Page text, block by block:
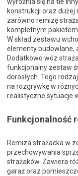
wyróżnia się na tle
konstrukcji oraz
zarówno remizę
kompletnym
W skład zestawu
elementy budowlane,
Dodatkowo wóz
funkcjonalny zestaw
dorosłych. Tego
na rozgrywkę w
realistyczne sytuacje
Funkcjonalność
Remiza strażacka w
przechowywania
strażaków. Zawiera
garaż oraz